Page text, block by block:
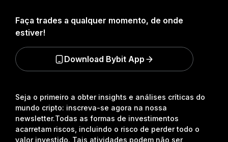
Seja o primeiro a obter insights e análises críticas do
mundo cripto: inscreva-se agora na nossa
newsletter.Todas as formas de investimentos
acarretam riscos, incluindo o risco de perder todo o
valor investido. Tais atividades podem não ser
Faça trades a qualquer momento, de onde
estiver!
Download Bybit App